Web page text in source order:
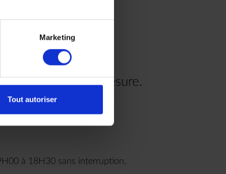
Marketing
Tout autoriser
voyage à votre mesure.
à 18H30 sans interruption,